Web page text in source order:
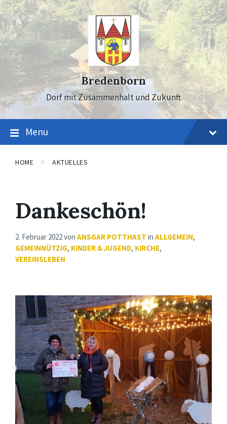
Skip
to
content
Skip
to
main
navigation
Skip
to
footer
Bredenborn
Dorf mit Zusammenhalt und Zukunft
Menu
HOME AKTUELLES
Dankeschön!
2. Februar 2022von ANSGAR POTTHAST in ALLGEMEIN,
GEMEINNÜTZIG, KINDER & JUGEND, KIRCHE,
VEREINSLEBEN